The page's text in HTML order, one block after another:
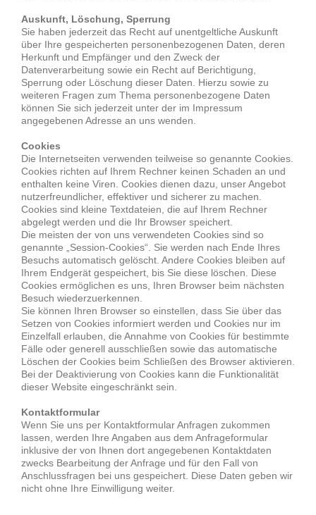
Auskunft, Löschung, Sperrung
Sie haben jederzeit das Recht auf unentgeltliche Auskunft
über Ihre gespeicherten personenbezogenen Daten, deren
Herkunft und Empfänger und den Zweck der
Datenverarbeitung sowie ein Recht auf Berichtigung,
Sperrung oder Löschung dieser Daten. Hierzu sowie zu
weiteren Fragen zum Thema personenbezogene Daten
können Sie sich jederzeit unter der im Impressum
angegebenen Adresse an uns wenden.
Cookies
Die Internetseiten verwenden teilweise so genannte Cookies.
Cookies richten auf Ihrem Rechner keinen Schaden an und
enthalten keine Viren. Cookies dienen dazu, unser Angebot
nutzerfreundlicher, effektiver und sicherer zu machen.
Cookies sind kleine Textdateien, die auf Ihrem Rechner
abgelegt werden und die Ihr Browser speichert.
Die meisten der von uns verwendeten Cookies sind so
genannte „Session-Cookies“. Sie werden nach Ende Ihres
Besuchs automatisch gelöscht. Andere Cookies bleiben auf
Ihrem Endgerät gespeichert, bis Sie diese löschen. Diese
Cookies ermöglichen es uns, Ihren Browser beim nächsten
Besuch wiederzuerkennen.
Sie können Ihren Browser so einstellen, dass Sie über das
Setzen von Cookies informiert werden und Cookies nur im
Einzelfall erlauben, die Annahme von Cookies für bestimmte
Fälle oder generell ausschließen sowie das automatische
Löschen der Cookies beim Schließen des Browser aktivieren.
Bei der Deaktivierung von Cookies kann die Funktionalität
dieser Website eingeschränkt sein.
Kontaktformular
Wenn Sie uns per Kontaktformular Anfragen zukommen
lassen, werden Ihre Angaben aus dem Anfrageformular
inklusive der von Ihnen dort angegebenen Kontaktdaten
zwecks Bearbeitung der Anfrage und für den Fall von
Anschlussfragen bei uns gespeichert. Diese Daten geben wir
nicht ohne Ihre Einwilligung weiter.